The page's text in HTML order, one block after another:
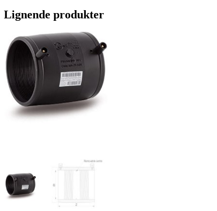
Lignende produkter